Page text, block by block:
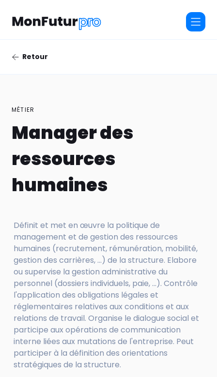
Retour
MÉTIER
Manager des
ressources
humaines
Définit et met en œuvre la politique de
management et de gestion des ressources
humaines (recrutement, rémunération, mobilité,
gestion des carrières, ...) de la structure. Elabore
ou supervise la gestion administrative du
personnel (dossiers individuels, paie, ...). Contrôle
l'application des obligations légales et
réglementaires relatives aux conditions et aux
relations de travail. Organise le dialogue social et
participe aux opérations de communication
interne liées aux mutations de l'entreprise. Peut
participer à la définition des orientations
stratégiques de la structure.